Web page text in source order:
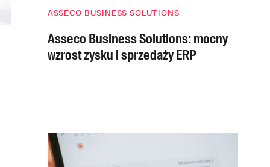
ASSECO BUSINESS SOLUTIONS
Asseco Business Solutions: mocny
wzrost zysku i sprzedaży ERP